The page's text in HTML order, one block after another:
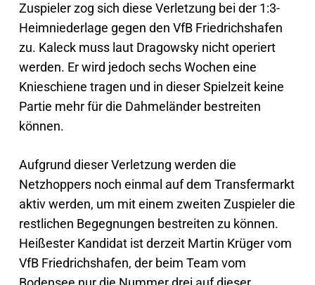
Zuspieler zog sich diese Verletzung bei der 1:3-
Heimniederlage gegen den VfB Friedrichshafen
zu. Kaleck muss laut Dragowsky nicht operiert
werden. Er wird jedoch sechs Wochen eine
Knieschiene tragen und in dieser Spielzeit keine
Partie mehr für die Dahmeländer bestreiten
können.
Aufgrund dieser Verletzung werden die
Netzhoppers noch einmal auf dem Transfermarkt
aktiv werden, um mit einem zweiten Zuspieler die
restlichen Begegnungen bestreiten zu können.
Heißester Kandidat ist derzeit Martin Krüger vom
VfB Friedrichshafen, der beim Team vom